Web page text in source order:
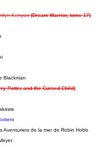
Kenyon (Dream Warrior, tome 17)
Blackman
Potter and the Cursed Child)
Aventuriers de la mer de Robin Hobb